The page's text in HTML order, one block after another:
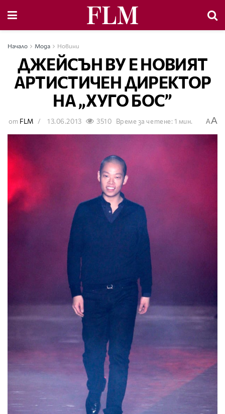
Начало Мода Новини
ДЖЕЙСЪН ВУ Е НОВИЯТ
АРТИСТИЧЕН ДИРЕКТОР
НА „ХУГО БОС”
от FLM 13.06.2013 3510 Време за четене: 1 мин. AA